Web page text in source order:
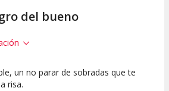
del bueno
10 10
un no parar de sobradas que te
risa.